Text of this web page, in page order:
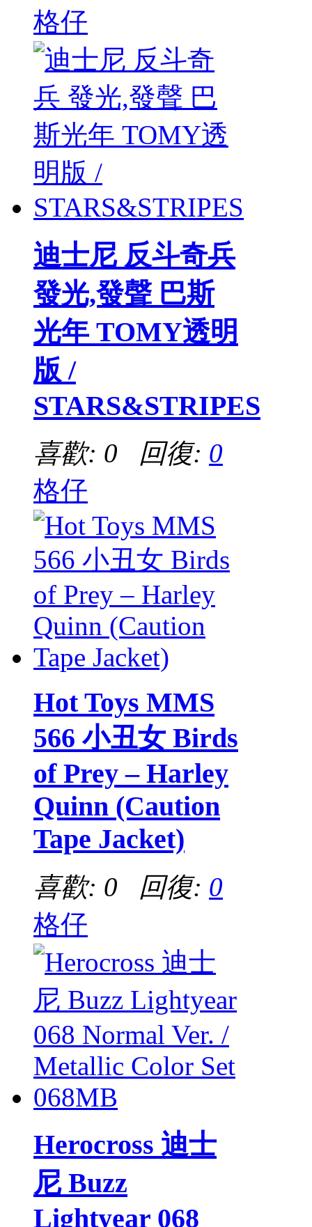
格仔
迪士尼 反斗奇兵
發光,發聲 巴斯
光年 TOMY透明
版 /
STARS&STRIPES
喜歡: 0 回復: 0
格仔
Hot Toys MMS
566 小丑女 Birds
of Prey – Harley
Quinn (Caution
Tape Jacket)
喜歡: 0 回復: 0
格仔
Herocross 迪士
尼 Buzz
Lightyear 068